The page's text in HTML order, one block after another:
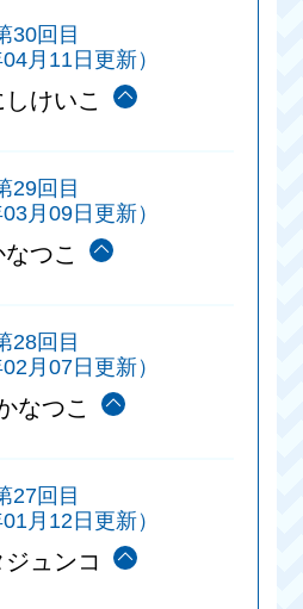
30回目
04月11日更新）
けいこ
29回目
03月09日更新）
つこ
28回目
02月07日更新）
なつこ
27回目
01月12日更新）
ジュンコ